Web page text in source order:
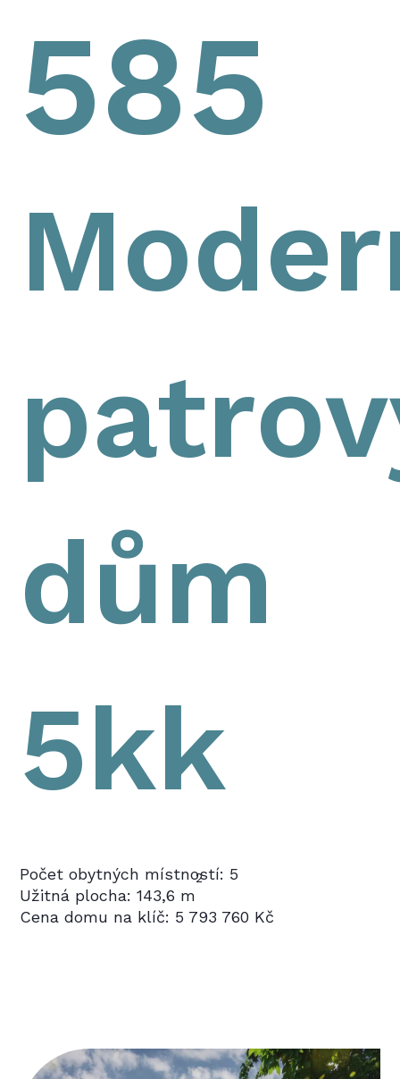
585
dům
5kk
Počet obytných místností: 5
Užitná plocha: 143,6 m
2
Cena domu na klíč: 5 793 760 Kč